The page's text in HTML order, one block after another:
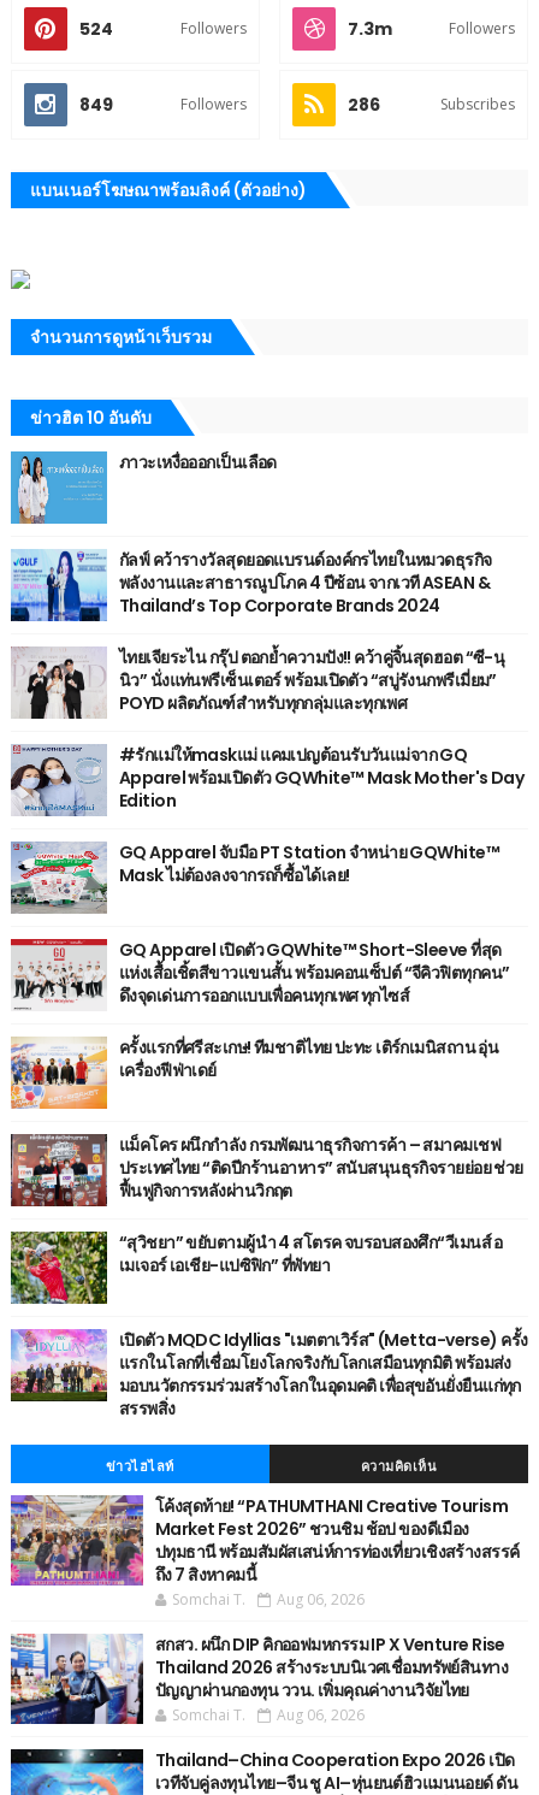
524 Followers 7.3m Followers
849 Followers 286 Subscribes
แบนเนอร์โฆษณาพร้อมลิงค์ (ตัวอย่าง)
จำนวนการดูหน้าเว็บรวม
ข่าวฮิต 10 อันดับ
ภาวะเหงื่อออกเป็นเลือด
กัลฟ์ คว้ารางวัลสุดยอดแบรนด์องค์กรไทยในหมวดธุรกิจ
พลังงานและสาธารณูปโภค 4 ปีซ้อน จากเวที ASEAN &
Thailand’s Top Corporate Brands 2024
ไทยเจียระไน กรุ๊ป ตอกย้ำความปัง!! คว้าคู่จิ้นสุดฮอต “ซี-นุ
นิว” นั่งแท่นพรีเซ็นเตอร์ พร้อมเปิดตัว “สบู่รังนกพรีเมี่ยม”
POYD ผลิตภัณฑ์สำหรับทุกกลุ่มและทุกเพศ
#รักแม่ให้maskแม่ แคมเปญต้อนรับวันแม่จาก GQ
Apparel พร้อมเปิดตัว GQWhite™ Mask Mother's Day
Edition
GQ Apparel จับมือ PT Station จำหน่าย GQWhite™
Mask ไม่ต้องลงจากรถก็ซื้อได้เลย!
GQ Apparel เปิดตัว GQWhite™ Short-Sleeve ที่สุด
แห่งเสื้อเชิ้ตสีขาวแขนสั้น พร้อมคอนเซ็ปต์ “จีคิวฟิตทุกคน”
ดึงจุดเด่นการออกแบบเพื่อคนทุกเพศ ทุกไซส์
ครั้งแรกที่ศรีสะเกษ! ทีมชาติไทย ปะทะ เติร์กเมนิสถาน อุ่น
เครื่องฟีฟ่าเดย์
แม็คโคร ผนึกกำลัง กรมพัฒนาธุรกิจการค้า – สมาคมเชฟ
ประเทศไทย “ติดปีกร้านอาหาร” สนับสนุนธุรกิจรายย่อย ช่วย
ฟื้นฟูกิจการหลังผ่านวิกฤต
“สุวิชยา” ขยับตามผู้นำ 4 สโตรค จบรอบสองศึก“วีเมนส์ อ
เมเจอร์ เอเชีย-แปซิฟิก” ที่พัทยา
เปิดตัว MQDC Idyllias "เมตตาเวิร์ส" (Metta-verse) ครั้ง
แรกในโลกที่เชื่อมโยงโลกจริงกับโลกเสมือนทุกมิติ พร้อมส่ง
มอบนวัตกรรมร่วมสร้างโลกในอุดมคติ เพื่อสุขอันยั่งยืนแก่ทุก
สรรพสิ่ง
ข่าวไฮไลท์ ความคิดเห็น
โค้งสุดท้าย! “PATHUMTHANI Creative Tourism
Market Fest 2026” ชวนชิม ช้อป ของดีเมือง
ปทุมธานี พร้อมสัมผัสเสน่ห์การท่องเที่ยวเชิงสร้างสรรค์
ถึง 7 สิงหาคมนี้
Somchai T. Aug 06, 2026
สกสว. ผนึก DIP คิกออฟมหกรรม IP X Venture Rise
Thailand 2026 สร้างระบบนิเวศเชื่อมทรัพย์สินทาง
ปัญญาผ่านกองทุน ววน. เพิ่มคุณค่างานวิจัยไทย
Somchai T. Aug 06, 2026
Thailand–China Cooperation Expo 2026 เปิด
เวทีจับคู่ลงทุนไทย–จีน ชู AI–หุ่นยนต์ฮิวแมนนอยด์ ดัน